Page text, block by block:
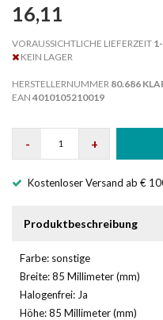
16,11
VORAUSSICHTLICHE LIEFERZEIT
KEIN LAGER
HERSTELLERNUMMER 80.686
EAN 4010105210019
- +
Kostenloser Versand ab €
Produktbeschreibung
Farbe: sonstige
Breite: 85 Millimeter (mm)
Halogenfrei: Ja
Höhe: 85 Millimeter (mm)